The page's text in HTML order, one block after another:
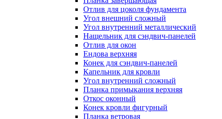
Отлив для цоколя фундамента
Угол внешний сложный
Угол внутренний металлический
Нащельник для сэндвич-панелей
Отлив для окон
Ендова верхняя
Конек для сэндвич-панелей
Капельник для кровли
Угол внутренний сложный
Планка примыкания верхняя
Откос оконный
Конек кровли фигурный
Планка ветровая